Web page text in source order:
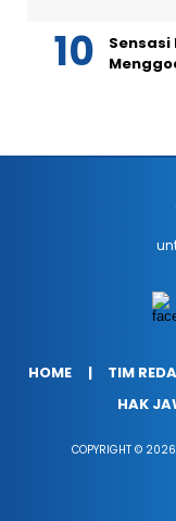
Sensasi
HOME TIM
HAK
COPYRIGHT ©